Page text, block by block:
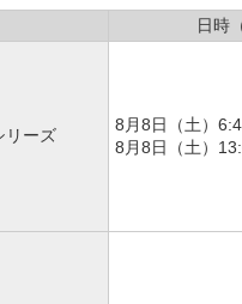
日時
リーズ
8月8日（土）
8月8日（土）